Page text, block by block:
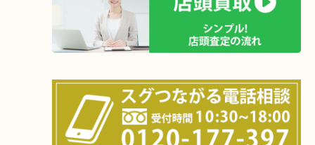
店舗の裏にコインパーキングがありますのでお車
も大歓迎！
事前にご連絡をいただければ営業時間終了後のご
談いたします！